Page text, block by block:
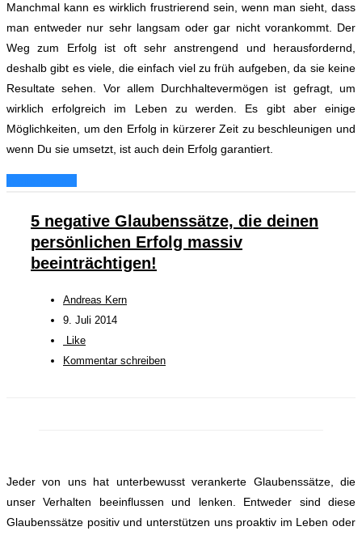
Manchmal kann es wirklich frustrierend sein, wenn man sieht, dass
man entweder nur sehr langsam oder gar nicht vorankommt. Der
Weg zum Erfolg ist oft sehr anstrengend und herausfordernd,
deshalb gibt es viele, die einfach viel zu früh aufgeben, da sie keine
Resultate sehen. Vor allem Durchhaltevermögen ist gefragt, um
wirklich erfolgreich im Leben zu werden. Es gibt aber einige
Möglichkeiten, um den Erfolg in kürzerer Zeit zu beschleunigen und
wenn Du sie umsetzt, ist auch dein Erfolg garantiert.
5 negative Glaubenssätze, die deinen
persönlichen Erfolg massiv
beeinträchtigen!
Andreas Kern
9. Juli 2014
Like
Kommentar schreiben
Jeder von uns hat unterbewusst verankerte Glaubenssätze, die
unser Verhalten beeinflussen und lenken. Entweder sind diese
Glaubenssätze positiv und unterstützen uns proaktiv im Leben oder